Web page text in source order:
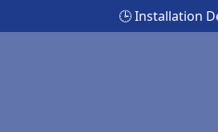
🕒 Installation